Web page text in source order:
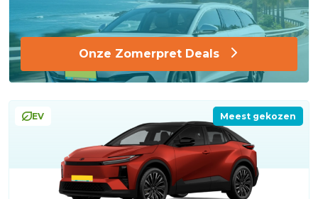
Onze Zomerpret Deals
EV Meest gekozen